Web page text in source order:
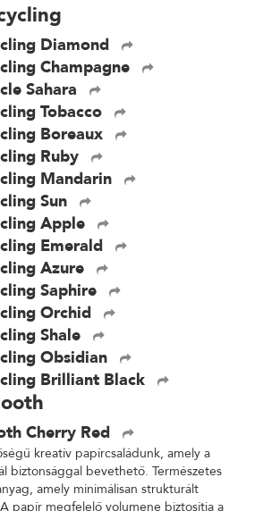
Diamond
Champagne
Sahara
Tobacco
Boreaux
Ruby
Mandarin
Sun
Apple
Emerald
Azure
Saphire
Orchid
Shale
Obsidian
Brilliant Black
Cherry Red
kreatív papírcsaládunk, amely a
biztonsággal bevethető. Természetes
amely minimálisan strukturált
papír megfelelő volumene biztosítja a